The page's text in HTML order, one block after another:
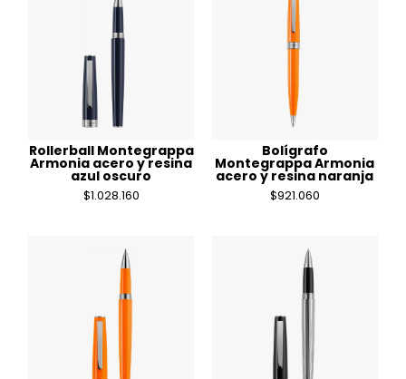
Rollerball Montegrappa
Armonia acero y resina
azul oscuro
$1.028.160
Bolígrafo
Montegrappa Armonia
acero y resina naranja
$921.060